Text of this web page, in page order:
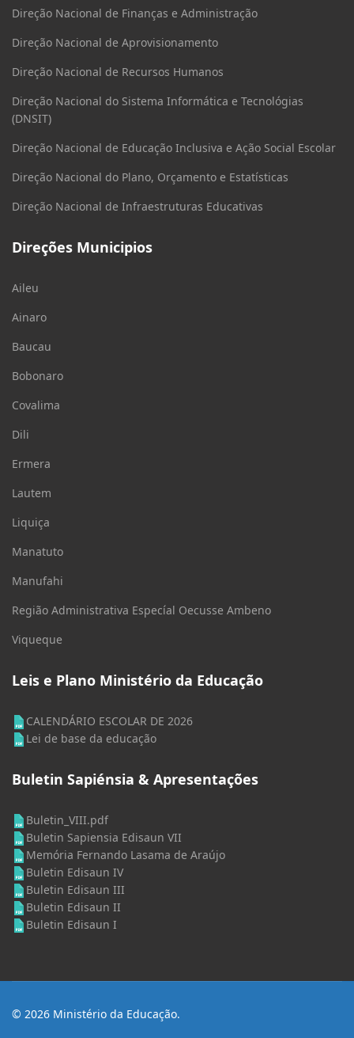
Direção Nacional de Finanças e Administração
Direção Nacional de Aprovisionamento
Direção Nacional de Recursos Humanos
Direção Nacional do Sistema Informática e Tecnológias
(DNSIT)
Direção Nacional de Educação Inclusiva e Ação Social Escolar
Direção Nacional do Plano, Orçamento e Estatísticas
Direção Nacional de Infraestruturas Educativas
Direções Municipios
Aileu
Ainaro
Baucau
Bobonaro
Covalima
Dili
Ermera
Lautem
Liquiça
Manatuto
Manufahi
Região Administrativa Especíal Oecusse Ambeno
Viqueque
Leis e Plano Ministério da Educação
CALENDÁRIO ESCOLAR DE 2026
Lei de base da educação
Buletin Sapiénsia & Apresentações
Buletin_VIII.pdf
Buletin Sapiensia Edisaun VII
Memória Fernando Lasama de Araújo
Buletin Edisaun IV
Buletin Edisaun III
Buletin Edisaun II
Buletin Edisaun I
© 2026 Ministério da Educação.